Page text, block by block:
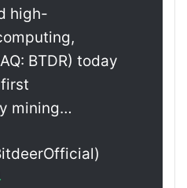
high-
BTDR) today
mining…